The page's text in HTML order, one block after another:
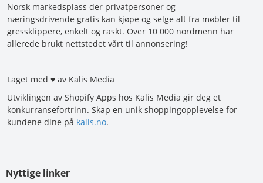
Norsk markedsplass der privatpersoner og
næringsdrivende gratis kan kjøpe og selge alt fra møbler til
gressklippere, enkelt og raskt. Over 10 000 nordmenn har
allerede brukt nettstedet vårt til annonsering!
Laget med ♥ av Kalis Media
Utviklingen av Shopify Apps hos Kalis Media gir deg et
konkurransefortrinn. Skap en unik shoppingopplevelse for
kundene dine på kalis.no.
Nyttige linker